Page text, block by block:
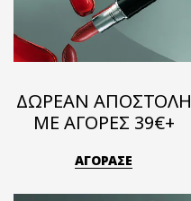
ΔΩΡΕΑΝ ΑΠΟΣΤΟΛΗ
ΜΕ ΑΓΟΡΕΣ 39€+
ΑΓΟΡΑΣΕ